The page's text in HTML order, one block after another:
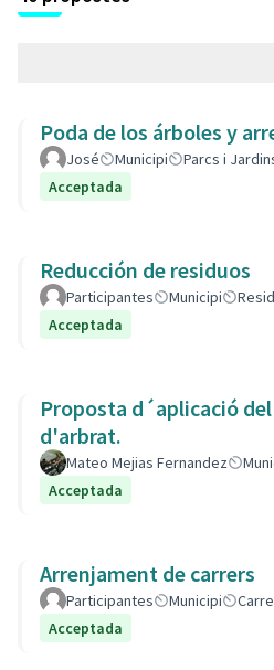
Poda de los árboles y
José Municipi Parcs i
Acceptada
Reducción de residuos
Participantes Municipi
Acceptada
Proposta d´aplicació
d'arbrat.
Mateo Mejias Fernandez
Acceptada
Arrenjament de carrers
Participantes Municipi
Acceptada